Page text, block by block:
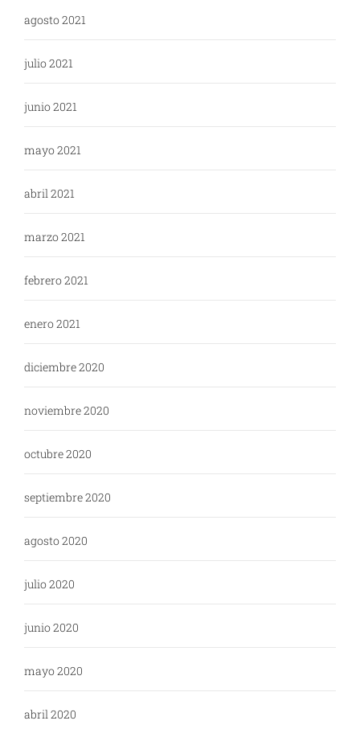
agosto 2021
julio 2021
junio 2021
mayo 2021
abril 2021
marzo 2021
febrero 2021
enero 2021
diciembre 2020
noviembre 2020
octubre 2020
septiembre 2020
agosto 2020
julio 2020
junio 2020
mayo 2020
abril 2020